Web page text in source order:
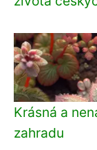
Krásná a
zahradu